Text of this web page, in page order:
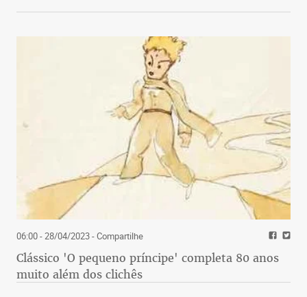
06:00 - 28/04/2023- Compartilhe
Clássico 'O pequeno príncipe' completa 80 anos
muito além dos clichês